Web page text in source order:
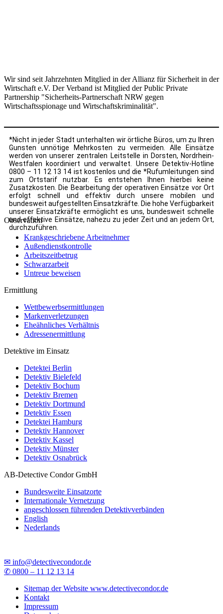
Wir sind seit Jahrzehnten Mitglied in der Allianz für Sicherheit in der
Wirtschaft e.V. Der Verband ist Mitglied der Public Private
Partnership "Sicherheits-Partnerschaft NRW gegen
Wirtschaftsspionage und Wirtschaftskriminalität".
*Nicht in jeder Stadt unterhalten wir örtliche Büros, um zu Ihren
Gunsten unnötige Mehrkosten zu vermeiden. Alle Einsätze
werden von unserer zentralen Leitstelle in Dorsten, Nordrhein-
Westfalen koordiniert und verwaltet. Unsere Detektiv-Hotline
0800 – 11 12 13 14 ist kostenlos und die *Rufumleitungen sind
zum Ortstarif nutzbar. Es entstehen Ihnen hierbei keine
Zusatzkosten. Die Bearbeitung der operativen Einsätze vor Ort
erfolgt schnell und effektiv durch unsere mobilen und
bundesweit aufgestellten Einsatzkräfte. Die hohe Verfügbarkeit
unserer Einsatzkräfte ermöglicht es uns, bundesweit schnelle
und effektive Einsätze, nahezu zu jeder Zeit und an jedem Ort,
durchzuführen.
Observation
Krankgeschriebene Arbeitnehmer
Außendienstkontrolle
Arbeitszeitbetrug
Schwarzarbeit
Untreue beweisen
Ermittlung
Wettbewerbsermittlungen
Markenverletzungen
Eheähnliches Verhältnis
Adressenermittlung
Detektive im Einsatz
Detektei Berlin
Detektiv Bielefeld
Detektiv Bochum
Detektiv Bremen
Detektiv Dortmund
Detektiv Essen
Detektei Hamburg
Detektiv Hannover
Detektiv Kassel
Detektiv Münster
Detektiv Osnabrück
AB-Detective Condor GmbH
Bundesweite Einsatzorte
Internationale Vernetzung
angeschlossen führenden Detektivverbänden
English
Nederlands
✉ info@detectivecondor.de
✆ 0800 – 11 12 13 14
Sitemap der Website www.detectivecondor.de
Kontakt
Impressum